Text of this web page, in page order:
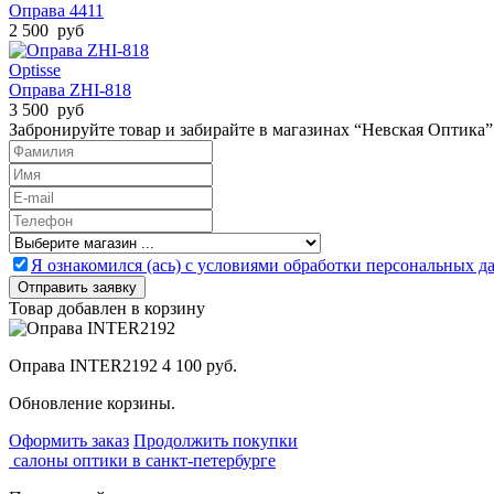
Оправа 4411
2 500 руб
Optisse
Оправа ZHI-818
3 500 руб
Забронируйте товар и забирайте в магазинах “Невская Оптика”
Я ознакомился (ась) с условиями обработки персональных
Товар добавлен в корзину
Оправа INTER2192 4 100 руб.
Обновление корзины.
Оформить заказ Продолжить покупки
салоны оптики в санкт-петербурге